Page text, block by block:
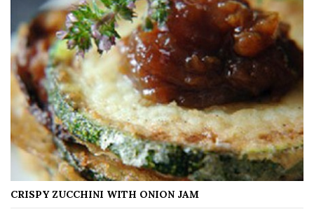
CRISPY ZUCCHINI WITH ONION JAM